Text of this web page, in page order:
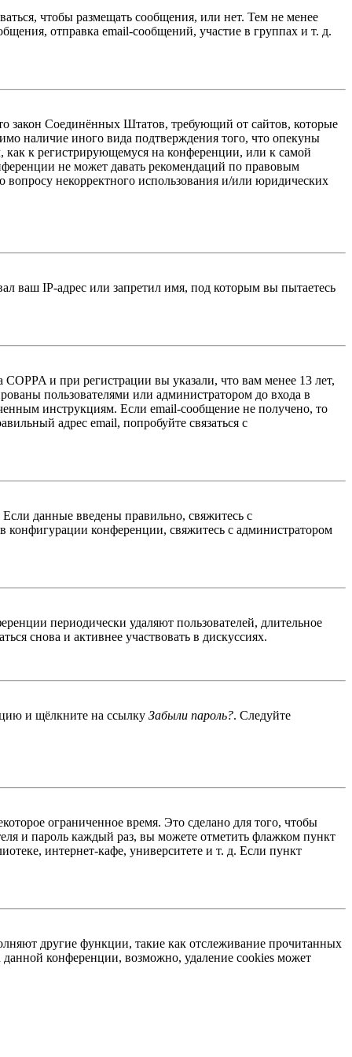
чтобы размещать сообщения, или нет. Тем не менее
отправка email-сообщений, участие в группах и т. д.
закон Соединённых Штатов, требующий от сайтов, которые
наличие иного вида подтверждения того, что опекуны
к регистрирующемуся на конференции, или к самой
не может давать рекомендаций по правовым
некорректного использования и/или юридических
ваш IP-адрес или запретил имя, под которым вы пытаетесь
и при регистрации вы указали, что вам менее 13 лет,
пользователями или администратором до входа в
инструкциям. Если email-сообщение не получено, то
адрес email, попробуйте связаться с
данные введены правильно, свяжитесь с
конференции, свяжитесь с администратором
периодически удаляют пользователей, длительное
снова и активнее участвовать в дискуссиях.
и щёлкните на ссылку Забыли пароль?. Следуйте
ограниченное время. Это сделано для того, чтобы
и пароль каждый раз, вы можете отметить флажком пункт
интернет-кафе, университете и т. д. Если пункт
другие функции, такие как отслеживание прочитанных
конференции, возможно, удаление cookies может